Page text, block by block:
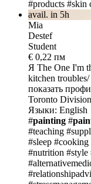
#products #skin
avail. in 5h
Mia
Destef
Student
€ 0,22 пм
Я The One I'm
kitchen
показать
Toronto
Языки: English
#painting #
#teaching
#sleep #cooking
#nutrition #style